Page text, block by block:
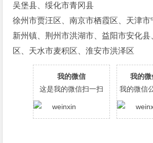
吴堡县、绥化市青冈县
徐州市贾汪区、南京市栖霞区、天津
新州镇、荆州市洪湖市、益阳市安化
区、天水市麦积区、淮安市洪泽区
我的微信
这是我的微信扫一扫
我的
我的微信